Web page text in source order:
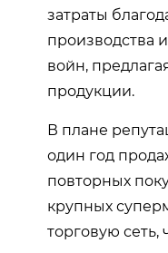
затраты
производства
войн,
продукции.
В плане
один год
повторных
крупных
торговую сеть,